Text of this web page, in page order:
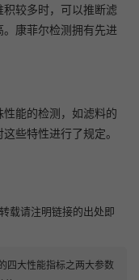
较多时，可以推断滤
康菲尔检测拥有先进
能的检测，如滤料的
些特性进行了规定。
载请注明链接的出处即
四大性能指标之两大参数